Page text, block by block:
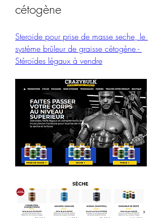
cétogène
Steroide pour prise de masse seche, le
système brûleur de graisse cétogène -
Stéroïdes légaux à vendre